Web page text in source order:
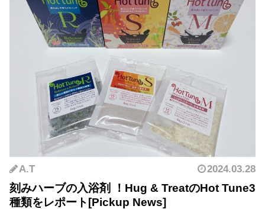
A.T 2024.03.28
刻みハーブの入浴剤 ！Hug & TreatのHot Tune3
種類をレポート